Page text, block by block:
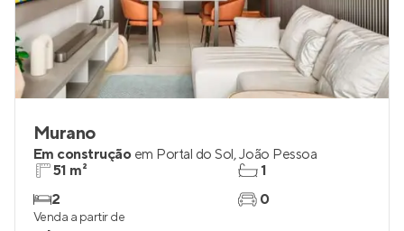
Murano
Em construção em Portal do Sol,João Pessoa
51 m²
2
1
0
Venda a partir de